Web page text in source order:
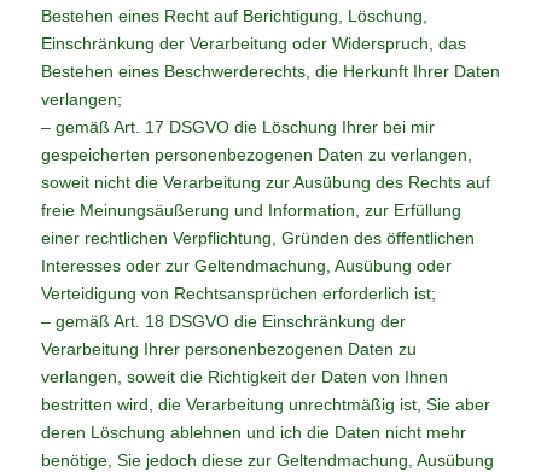
Bestehen eines Recht auf Berichtigung, Löschung,
Einschränkung der Verarbeitung oder Widerspruch, das
Bestehen eines Beschwerderechts, die Herkunft Ihrer Daten
verlangen;
– gemäß Art. 17 DSGVO die Löschung Ihrer bei mir
gespeicherten personenbezogenen Daten zu verlangen,
soweit nicht die Verarbeitung zur Ausübung des Rechts auf
freie Meinungsäußerung und Information, zur Erfüllung
einer rechtlichen Verpflichtung, Gründen des öffentlichen
Interesses oder zur Geltendmachung, Ausübung oder
Verteidigung von Rechtsansprüchen erforderlich ist;
– gemäß Art. 18 DSGVO die Einschränkung der
Verarbeitung Ihrer personenbezogenen Daten zu
verlangen, soweit die Richtigkeit der Daten von Ihnen
bestritten wird, die Verarbeitung unrechtmäßig ist, Sie aber
deren Löschung ablehnen und ich die Daten nicht mehr
benötige, Sie jedoch diese zur Geltendmachung, Ausübung